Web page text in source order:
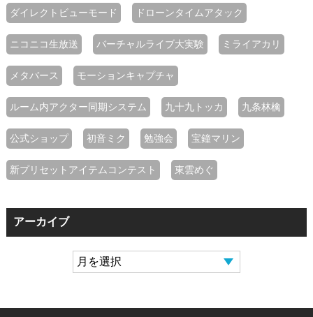
ダイレクトビューモード ドローンタイムアタック
ニコニコ生放送 バーチャルライブ大実験 ミライアカリ
メタバース モーションキャプチャ
ルーム内アクター同期システム 九十九トッカ 九条林檎
公式ショップ 初音ミク 勉強会 宝鐘マリン
新プリセットアイテムコンテスト 東雲めぐ
アーカイブ